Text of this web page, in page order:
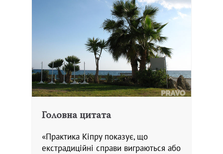
Головна цитата
«Практика Кіпру показує, що
екстрадиційні справи виграються або